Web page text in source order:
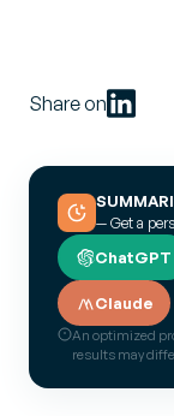
Share on
— Get a
ChatGPT
Claude
An optimized
results may